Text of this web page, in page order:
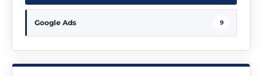
Google Ads 9